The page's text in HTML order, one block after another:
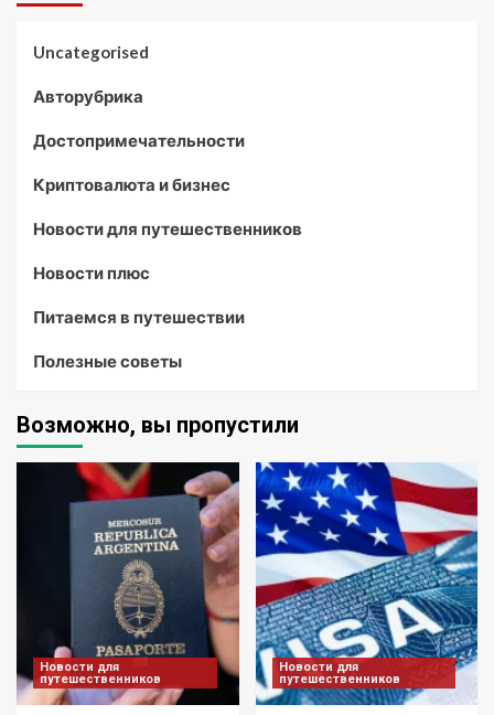
Uncategorised
Авторубрика
Достопримечательности
Криптовалюта и бизнес
Новости для путешественников
Новости плюс
Питаемся в путешествии
Полезные советы
Возможно, вы пропустили
Новости для
путешественников
Новости для
путешественников